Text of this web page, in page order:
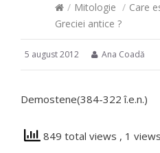
/ Mitologie / Care
Greciei antice ?
5 august 2012 Ana Coadă
Demostene(384-322 î.e.n.)
849 total views , 1